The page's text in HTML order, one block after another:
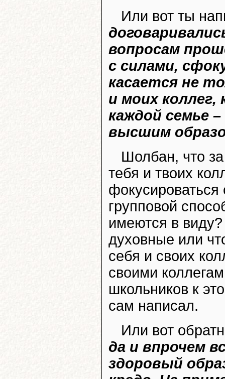
Или вот ты
вопросам
с силами,
касается не
и моих
каждой семье
высшим
Шолбан, что
тебя и твоих
групповой
имеются в
духовные или
себя и своих
своими
школьников к
сам написал.
Или вот
да и впрочем
здоровый